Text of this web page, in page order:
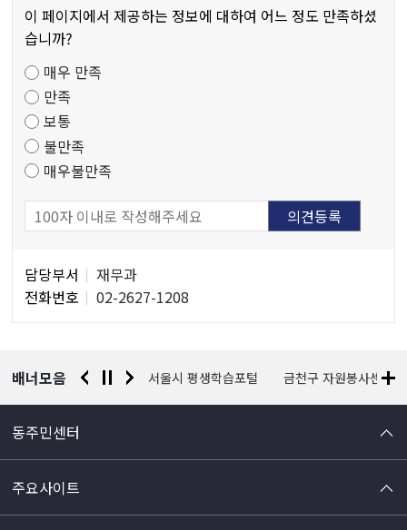
츠
만
도
조
사
이 페이지에서 제공하는 정보에 대하여 어느 정도 만족하셨
습니까?
매우 만족
만족
보통
불만족
매우불만족
당
자
담당부서
재무과
전화번호
02-2627-1208
배너모음
찰청 유실물 통합포털 서울시 평생학습포털 금천구 자원봉사센터
동주민센터
주요사이트